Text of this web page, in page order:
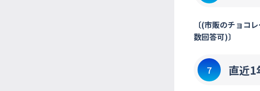
〔(市販のチョコ
数回答可)〕
7 直近1